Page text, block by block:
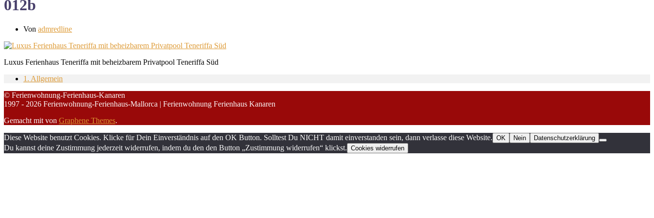
012b
Von admredline
Luxus Ferienhaus Teneriffa mit beheizbarem Privatpool Teneriffa Süd
1. Allgemein
© Ferienwohnung-Ferienhaus-Kanaren
1997 - 2026 Ferienwohnung-Ferienhaus-Mallorca | Ferienwohnung Ferienhaus Kanaren
Gemacht mit von Graphene Themes.
Diese Website benutzt Cookies. Klicke für Dein Einverständnis auf den OK Button. Solltest Du NICHT damit einverstanden sein, dann verlasse diese Website. OK Nein Datenschutzerklärung
Du kannst deine Zustimmung jederzeit widerrufen, indem du den den Button „Zustimmung widerrufen“ klickst. Cookies widerrufen